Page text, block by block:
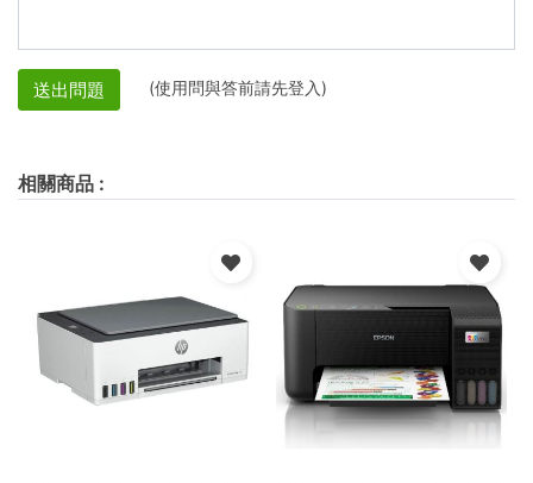
送出問題 (使用問與答前請先登入)
相關商品 :